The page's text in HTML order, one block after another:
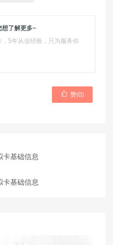
想了解更多~
5年从业经验，只为服务你
 赞(0)
卡基础信息
卡基础信息